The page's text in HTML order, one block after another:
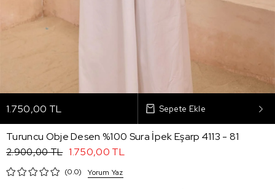
1.750,00 TL
Turuncu Obje Desen %100 Sura İpek Eşarp 4113 - 81
2.900,00 TL 1.750,00 TL
0.0 Yorum Yaz